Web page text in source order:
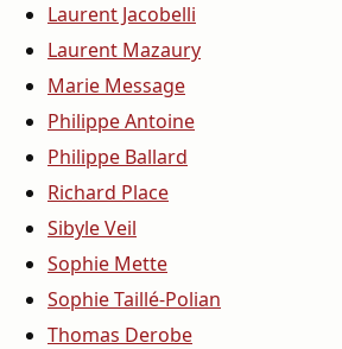
Laurent Jacobelli
Laurent Mazaury
Marie Message
Philippe Antoine
Philippe Ballard
Richard Place
Sibyle Veil
Sophie Mette
Sophie Taillé-Polian
Thomas Derobe